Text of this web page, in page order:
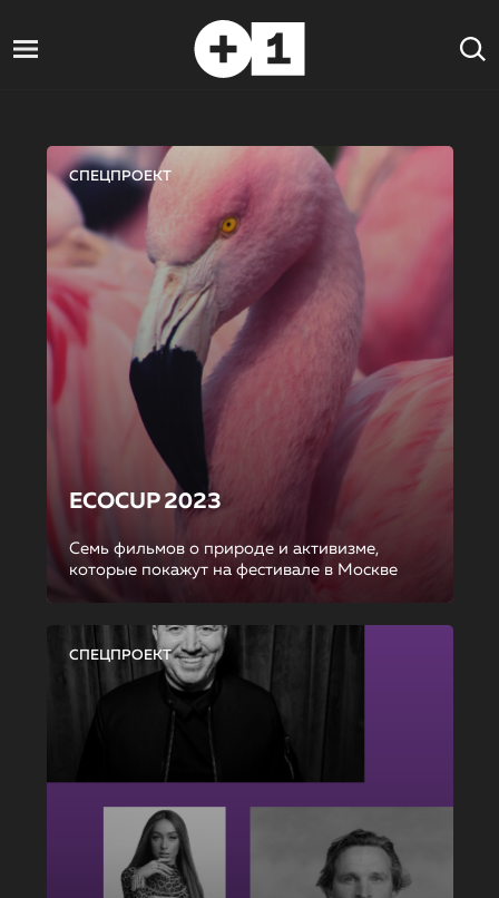
СПЕЦПРОЕКТ
ECOCUP 2023
Семь фильмов о природе и активизме,
которые покажут на фестивале в Москве
СПЕЦПРОЕКТ